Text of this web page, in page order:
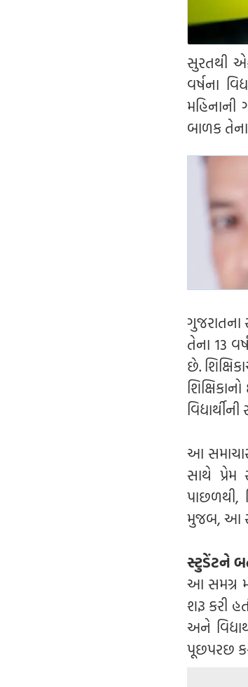
સુરતથી
વર્ષના
મહિનાની
બાળક તેના
ગુજરાતના
તેના 13
છે.
આ સમાચાર
સાથે પ્રેમ
પાછળથી,
મુજબ, આ
સ્ટુડેંટને
આ સમગ્ર
શરૂ કરી
અને
પૂછપરછ